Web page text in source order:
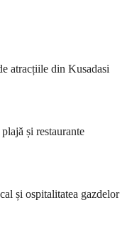
atracțiile din Kusadasi
și restaurante
și ospitalitatea gazdelor